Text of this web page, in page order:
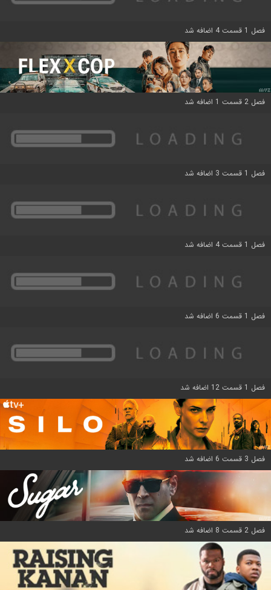
فصل 1 قسمت 4 اضافه شد
فصل 2 قسمت 1 اضافه شد
فصل 1 قسمت 3 اضافه شد
فصل 1 قسمت 4 اضافه شد
فصل 1 قسمت 6 اضافه شد
فصل 1 قسمت 12 اضافه شد
فصل 3 قسمت 6 اضافه شد
فصل 2 قسمت 8 اضافه شد